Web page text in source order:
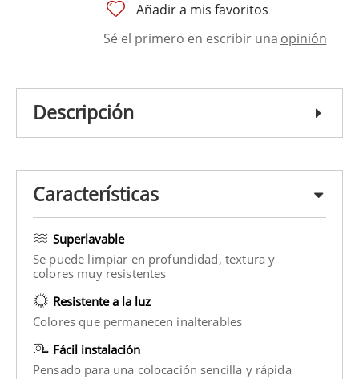
Añadir a mis favoritos
Sé el primero en escribir una opinión
Descripción
Características
Superlavable
Se puede limpiar en profundidad, textura y
colores muy resistentes
Resistente a la luz
Colores que permanecen inalterables
Fácil instalación
Pensado para una colocación sencilla y rápida